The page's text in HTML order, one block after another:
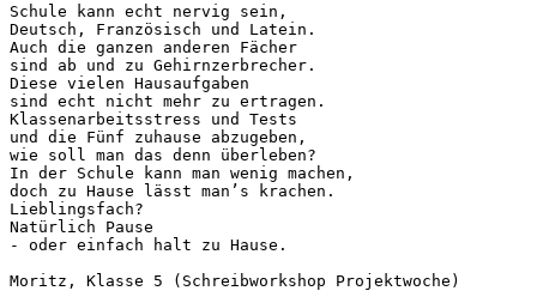
Schule kann echt nervig sein,
Deutsch, Französisch und Latein.
Auch die ganzen anderen Fächer
sind ab und zu Gehirnzerbrecher.
Diese vielen Hausaufgaben
sind echt nicht mehr zu ertragen.
Klassenarbeitsstress und Tests
und die Fünf zuhause abzugeben,
wie soll man das denn überleben?
In der Schule kann man wenig machen,
doch zu Hause lässt man’s krachen.
Lieblingsfach?
Natürlich Pause
- oder einfach halt zu Hause.
Moritz, Klasse 5 (Schreibworkshop Projektwoche)